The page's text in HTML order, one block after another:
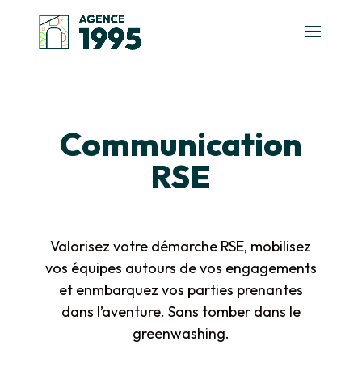
Communication
RSE
Valorisez votre démarche RSE, mobilisez
vos équipes autours de vos engagements
et enmbarquez vos parties prenantes
dans l’aventure. Sans tomber dans le
greenwashing.